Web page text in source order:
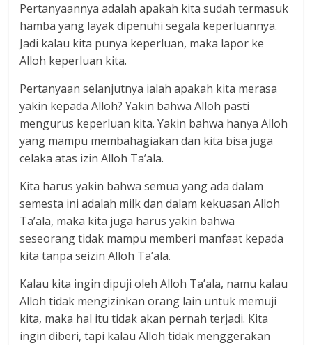
Pertanyaannya adalah apakah kita sudah termasuk
hamba yang layak dipenuhi segala keperluannya.
Jadi kalau kita punya keperluan, maka lapor ke
Alloh keperluan kita.
Pertanyaan selanjutnya ialah apakah kita merasa
yakin kepada Alloh? Yakin bahwa Alloh pasti
mengurus keperluan kita. Yakin bahwa hanya Alloh
yang mampu membahagiakan dan kita bisa juga
celaka atas izin Alloh Ta’ala.
Kita harus yakin bahwa semua yang ada dalam
semesta ini adalah milk dan dalam kekuasan Alloh
Ta’ala, maka kita juga harus yakin bahwa
seseorang tidak mampu memberi manfaat kepada
kita tanpa seizin Alloh Ta’ala.
Kalau kita ingin dipuji oleh Alloh Ta’ala, namu kalau
Alloh tidak mengizinkan orang lain untuk memuji
kita, maka hal itu tidak akan pernah terjadi. Kita
ingin diberi, tapi kalau Alloh tidak menggerakan